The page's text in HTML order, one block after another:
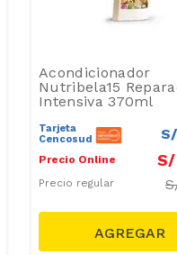
Acondicionador
Nutribela15
Intensiva 370ml
Tarjeta
Cencosud
S/
Precio Online S/
Precio regular